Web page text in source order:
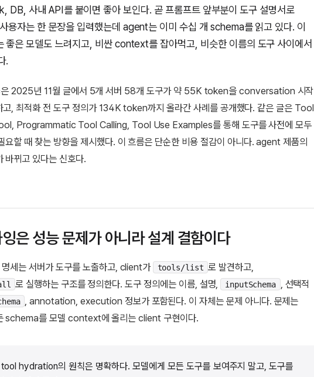
DB, 사내 API를 붙이면 좋아 보인다. 곧 프롬프트 앞부분이 도구 설명서로
용자는 한 문장을 입력했는데 agent는 이미 수십 개 schema를 읽고 있다. 이
좋은 모델도 느려지고, 비싼 context를 잡아먹고, 비슷한 이름의 도구 사이에서
.
2025년 11월 글에서 5개 서버 58개 도구가 약 55K token을 conversation 시작
고, 최적화 전 도구 정의가 134K token까지 올라간 사례를 공개했다. 같은 글은 Tool
Programmatic Tool Calling, Tool Use Examples를 통해 도구를 사전에 모두
요할 때 찾는 방향을 제시했다. 이 흐름은 단순한 비용 절감이 아니다. agent 제품의
바뀌고 있다는 신호다.
은 성능 문제가 아니라 설계 결함이다
세는 서버가 도구를 노출하고, client가 tools/list 로 발견하고,
로 실행하는 구조를 정의한다. 도구 정의에는 이름, 설명, inputSchema , 선택적
, annotation, execution 정보가 포함된다. 이 자체는 문제 아니다. 문제는
schema를 모델 context에 올리는 client 구현이다.
hydration의 원칙은 명확하다. 모델에게 모든 도구를 보여주지 말고, 도구를